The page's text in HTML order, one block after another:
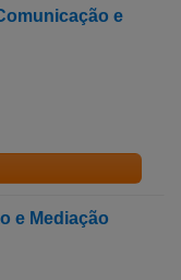
e
e Mediação